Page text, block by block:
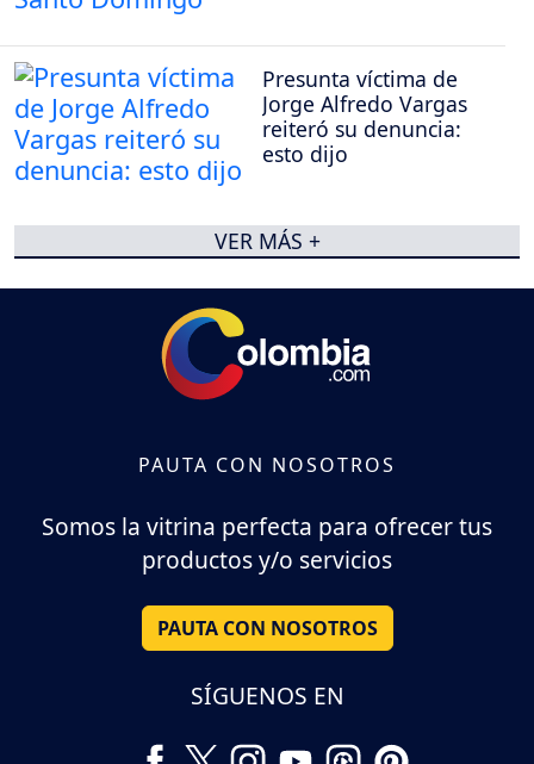
Presunta víctima de
Jorge Alfredo Vargas
reiteró su denuncia:
esto dijo
VER MÁS +
PAUTA CON NOSOTROS
Somos la vitrina perfecta para ofrecer tus
productos y/o servicios
PAUTA CON NOSOTROS
SÍGUENOS EN